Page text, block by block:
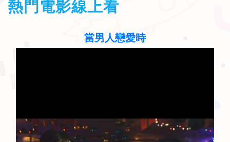
熱門電影線上看
聽見歌 再唱